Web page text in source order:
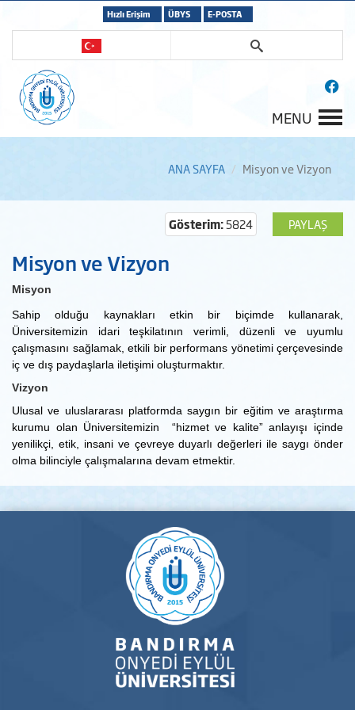
Hızlı Erişim ÜBYS E-POSTA
MENU
ANA SAYFA Misyon ve Vizyon
PAYLAŞ
Gösterim:5824
Misyon ve Vizyon
Misyon
Sahip olduğu kaynakları etkin bir biçimde kullanarak,
Üniversitemizin idari teşkilatının verimli, düzenli ve uyumlu
çalışmasını sağlamak, etkili bir performans yönetimi çerçevesinde
iç ve dış paydaşlarla iletişimi oluşturmaktır.
Vizyon
Ulusal ve uluslararası platformda saygın bir eğitim ve araştırma
kurumu olan Üniversitemizin “hizmet ve kalite” anlayışı içinde
yenilikçi, etik, insani ve çevreye duyarlı değerleri ile saygı önder
olma bilinciyle çalışmalarına devam etmektir.